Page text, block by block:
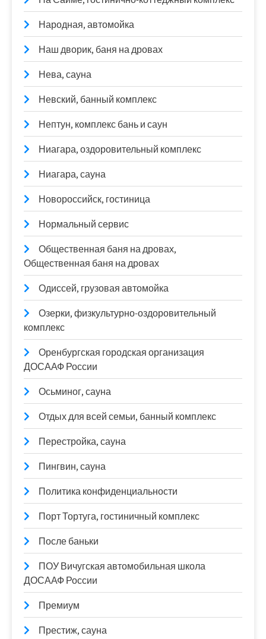
Народная, автомойка
Наш дворик, баня на дровах
Нева, сауна
Невский, банный комплекс
Нептун, комплекс бань и саун
Ниагара, оздоровительный комплекс
Ниагара, сауна
Новороссийск, гостиница
Нормальный сервис
Общественная баня на дровах,
Общественная баня на дровах
Одиссей, грузовая автомойка
Озерки, физкультурно-оздоровительный
комплекс
Оренбургская городская организация
ДОСААФ России
Осьминог, сауна
Отдых для всей семьи, банный комплекс
Перестройка, сауна
Пингвин, сауна
Политика конфиденциальности
Порт Тортуга, гостиничный комплекс
После баньки
ПОУ Вичугская автомобильная школа
ДОСААФ России
Премиум
Престиж, сауна